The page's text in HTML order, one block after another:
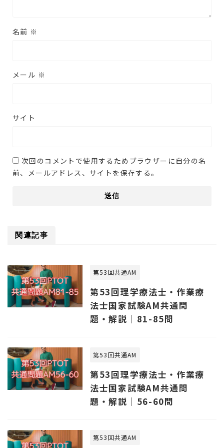
名前 ※
メール ※
サイト
次回のコメントで使用するためブラウザーに自分の名
前、メールアドレス、サイトを保存する。
関連記事
第53回共通AM
第53回理学療法士・作業療
法士国家試験AM共通問
題・解説｜81-85問
第53回共通AM
第53回理学療法士・作業療
法士国家試験AM共通問
題・解説｜56-60問
第53回共通AM